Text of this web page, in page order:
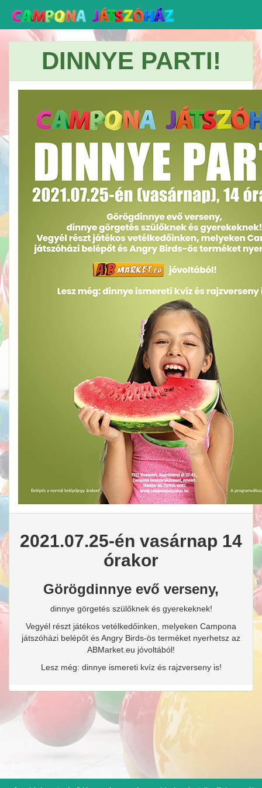
DINNYE PARTI!
2021.07.25-én vasárnap 14
órakor
Görögdinnye evő verseny,
dinnye görgetés szülőknek és gyerekeknek!
Vegyél részt játékos vetélkedőinken, melyeken Campona
játszóházi belépőt és Angry Birds-ös terméket nyerhetsz az
ABMarket.eu jóvoltából!
Lesz még: dinnye ismereti kvíz és rajzverseny is!